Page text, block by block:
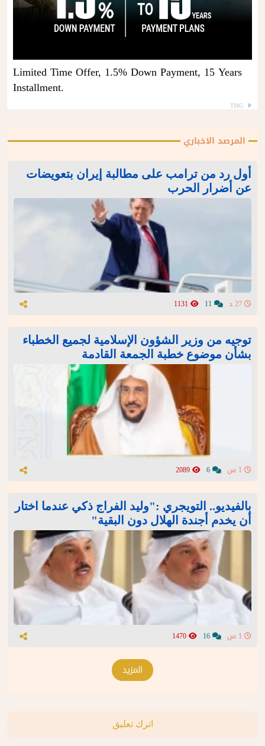
Limited Time Offer, 1.5% Down Payment, 15 Years
Installment.
TMG
المرصد الاخباري
أول رد من ترامب على مطالبة إيران بتعويضات
عن أضرار الحرب
توجيه من وزير الشؤون الإسلامية لجميع الخطباء
بشأن موضوع خطبة الجمعة القادمة
بالفيديو.. التويجري :"وليد الفراج ذكي عندما اختار
أن يخدم أجندة الهلال دون البقية"
المزيد
اترك تعليق